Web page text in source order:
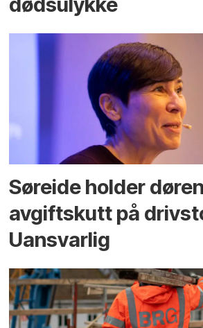
Søreide holder
avgiftskutt på
Uansvarlig